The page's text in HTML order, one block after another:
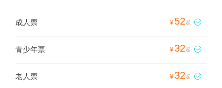
成人票 ¥ 52 起 
青少年票 ¥32 起 
老人票 ¥32 起 